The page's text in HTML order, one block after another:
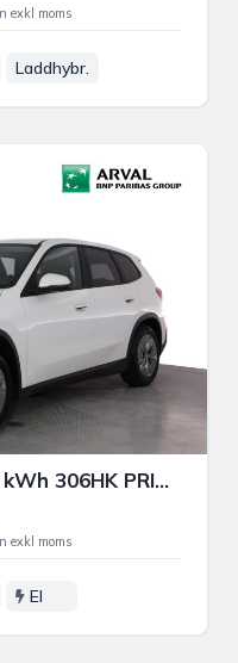
exkl moms
Laddhybr.
BMW iX1 xDRIVE30 64,7 kWh 306HK PRIVAT/FÖRETAGSLEASING
exkl moms
El